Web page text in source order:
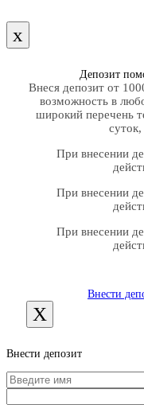
х
Депозит
Внеся депозит от
возможность в
широкий перечень
При внесении
При внесении
При внесении
Внести
X
Внести депозит